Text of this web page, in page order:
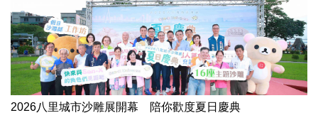
2026八里城市沙雕展開幕 陪你歡度夏日慶典